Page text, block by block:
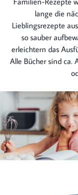
lange die
Lieblingsrezepte
so sauber
erleichtern das
Alle Bücher sind ca.